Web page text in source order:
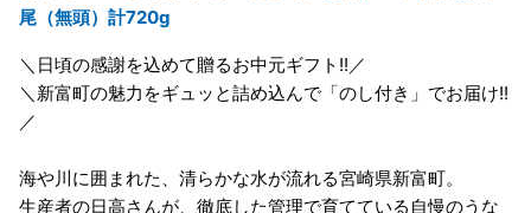
尾（無頭）計720g
＼日頃の感謝を込めて贈るお中元ギフト!!／
＼新富町の魅力をギュッと詰め込んで「のし付き」でお届け!!
／
海や川に囲まれた、清らかな水が流れる宮崎県新富町。
生産者の日高さんが、徹底した管理で育てている自慢のうな